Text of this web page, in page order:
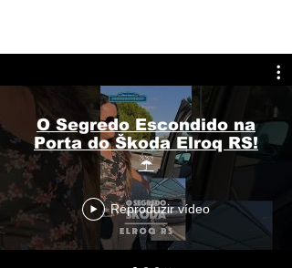
O Segredo Escondido na
Porta do Škoda Elroq RS!
☔
Reproduzir vídeo